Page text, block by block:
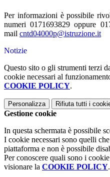
Per informazioni è possibile
numeri 0171693829 oppure
mail cntd04000p@istruzione.it
Notizie
Questo sito o gli strumenti terzi
cookie necessari al
COOKIE POLICY.
Personalizza Rifiuta tutti i
Gestione cookie
In questa schermata è possibile
I cookie necessari sono quelli
piattaforma e non è possibile
Per conoscere quali sono i
visionare la COOKIE POLICY.